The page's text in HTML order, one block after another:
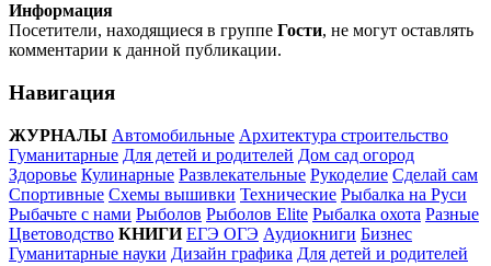
Информация
Посетители, находящиеся в группе Гости, не могут оставлять
комментарии к данной публикации.
Навигация
ЖУРНАЛЫ Автомобильные Архитектура строительство
Гуманитарные Для детей и родителей Дом сад огород
Здоровье Кулинарные Развлекательные Рукоделие Сделай сам
Спортивные Схемы вышивки Технические Рыбалка на Руси
Рыбачьте с нами Рыболов Рыболов Elite Рыбалка охота Разные
Цветоводство КНИГИ ЕГЭ ОГЭ Аудиокниги Бизнес
Гуманитарные науки Дизайн графика Для детей и родителей